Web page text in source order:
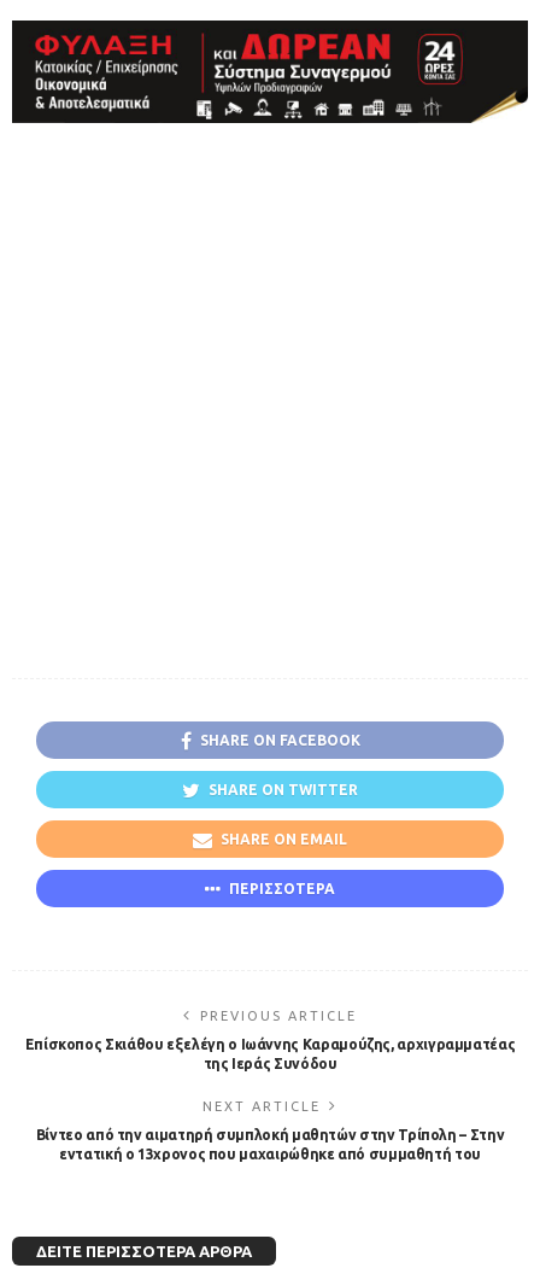
SHARE ON FACEBOOK
SHARE ON TWITTER
SHARE ON EMAIL
ΠΕΡΙΣΣΟΤΕΡΑ
PREVIOUS ARTICLE
Επίσκοπος Σκιάθου εξελέγη ο Ιωάννης Καραμούζης, αρχιγραμματέας
της Ιεράς Συνόδου
NEXT ARTICLE
Βίντεο από την αιματηρή συμπλοκή μαθητών στην Τρίπολη – Στην
εντατική ο 13χρονος που μαχαιρώθηκε από συμμαθητή του
ΔΕΊΤΕ ΠΕΡΙΣΣΌΤΕΡΑ ΆΡΘΡΑ